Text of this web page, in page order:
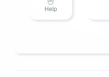
Help